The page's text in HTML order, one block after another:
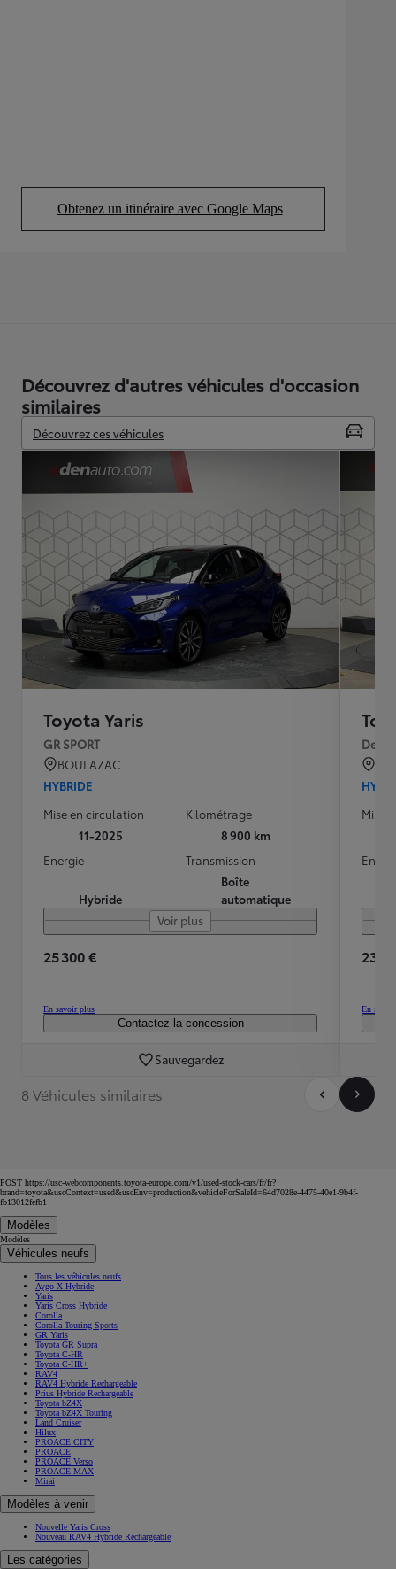
Obtenez un itinéraire avec Google Maps
(Opens in new tab)
Découvrez d'autres véhicules d'occasion
similaires
Découvrez ces véhicules
Toyota Yaris
GR SPORT
BOULAZAC
HYBRIDE
Mise en circulation
11-2025
Kilométrage
8 900 km
Energie
Hybride
Transmission
Boîte
automatique
Voir plus
25 300 €
En savoir plus
Contactez la concession
Sauvegardez
Mise
23
En
8 Véhicules similaires
POST https://usc-webcomponents.toyota-europe.com/v1/used-stock-cars/fr/fr?
brand=toyota&uscContext=used&uscEnv=production&vehicleForSaleId=64d7028e-4475-40e1-9b4f-
fb13012fefb1
Modèles
Modèles
Véhicules neufs
Tous les véhicules neufs
Aygo X Hybride
Yaris
Yaris Cross Hybride
Corolla
Corolla Touring Sports
GR Yaris
Toyota GR Supra
Toyota C-HR
Toyota C-HR+
RAV4
RAV4 Hybride Rechargeable
Prius Hybride Rechargeable
Toyota bZ4X
Toyota bZ4X Touring
Land Cruiser
Hilux
PROACE CITY
PROACE
PROACE Verso
PROACE MAX
Mirai
Modèles à venir
Nouvelle Yaris Cross
Nouveau RAV4 Hybride Rechargeable
Les catégories